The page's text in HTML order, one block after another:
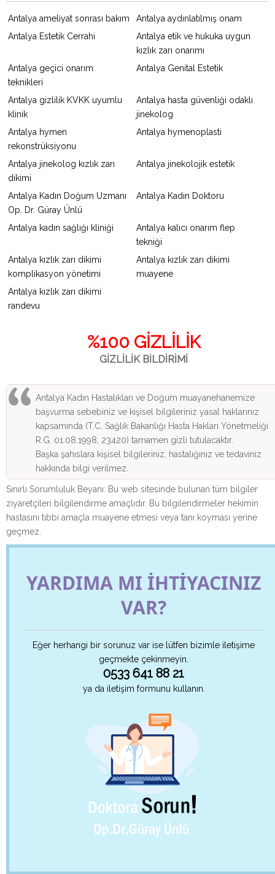
Antalya ameliyat sonrası bakım
Antalya aydınlatılmış onam
Antalya Estetik Cerrahi
Antalya etik ve hukuka uygun
kızlık zarı onarımı
Antalya geçici onarım
teknikleri
Antalya Genital Estetik
Antalya gizlilik KVKK uyumlu
klinik
Antalya hasta güvenliği odaklı
jinekolog
Antalya hymen
rekonstrüksiyonu
Antalya hymenoplasti
Antalya jinekolog kızlık zarı
dikimi
Antalya jinekolojik estetik
Antalya Kadın Doğum Uzmanı
Op. Dr. Güray Ünlü
Antalya Kadın Doktoru
Antalya kadın sağlığı kliniği
Antalya kalıcı onarım flep
tekniği
Antalya kızlık zarı dikimi
komplikasyon yönetimi
Antalya kızlık zarı dikimi
muayene
Antalya kızlık zarı dikimi
randevu
%100 GİZLİLİK
GİZLİLİK BİLDİRİMİ
Antalya Kadın Hastalıkları ve Doğum muayanehanemize
başvurma sebebiniz ve kişisel bilgileriniz yasal haklarınız
kapsamında (T.C. Sağlık Bakanlığı Hasta Hakları Yönetmeliği
R.G. 01.08.1998, 23420) tamamen gizli tutulacaktır.
Başka şahıslara kişisel bilgileriniz, hastalığınız ve tedaviniz
hakkında bilgi verilmez.
Sınırlı Sorumluluk Beyanı: Bu web sitesinde bulunan tüm bilgiler
ziyaretçileri bilgilendirme amaçlıdır. Bu bilgilendirmeler hekimin
hastasını tıbbi amaçla muayene etmesi veya tanı koyması yerine
geçmez.
YARDIMA MI İHTİYACINIZ
VAR?
Eğer herhangi bir sorunuz var ise lütfen bizimle iletişime
geçmekte çekinmeyin.
0533 641 88 21
ya da iletişim formunu kullanın.